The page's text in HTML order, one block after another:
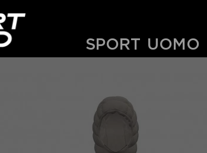
SPORT UOMO